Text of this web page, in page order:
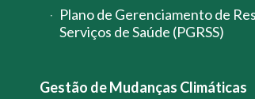
Plano de Gerenciamento de
Serviços de Saúde (PGRSS)
Gestão de Mudanças Climáticas